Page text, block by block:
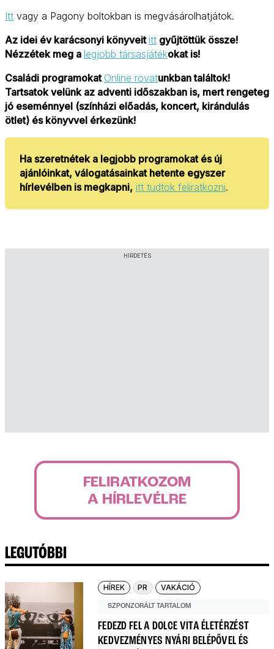
Itt vagy a Pagony boltokban is megvásárolhatjátok.
Az idei év karácsonyi könyveititt gyűjtöttük össze!
Nézzétek meg a legjobb társasjátékokat is!
Családi programokat Online rovatunkban találtok!
Tartsatok velünk az adventi időszakban is, mert rengeteg
jó eseménnyel (színházi előadás, koncert, kirándulás
ötlet) és könyvvel érkezünk!
Ha szeretnétek a legjobb programokat és új
ajánlóinkat, válogatásainkat hetente egyszer
hírlevélben is megkapni, itt tudtok feliratkozni.
HIRDETÉS
FELIRATKOZOM
A HÍRLEVÉLRE
LEGUTÓBBI
HÍREK PR VAKÁCIÓ
SZPONZORÁLT TARTALOM
FEDEZD FEL A DOLCE VITA ÉLETÉRZÉST
KEDVEZMÉNYES NYÁRI BELÉPŐVEL ÉS